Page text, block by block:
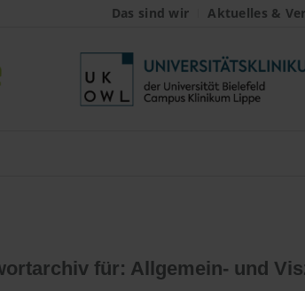
Das sind wir Aktuelles &
für: Allgemein- und